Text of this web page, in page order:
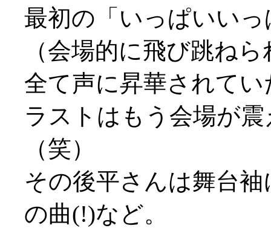
最初の「いっぱいい
（会場的に飛び跳ね
全て声に昇華されて
ラストはもう会場が
（笑）
その後平さんは舞台
の曲(!)など。